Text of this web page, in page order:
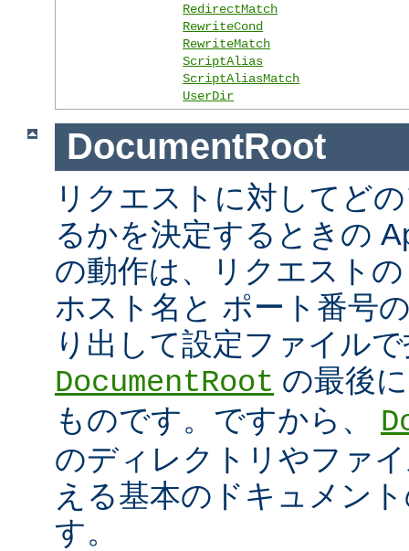
RedirectMatch
RewriteCond
RewriteMatch
ScriptAlias
ScriptAliasMatch
UserDir
DocumentRoot
リクエストに対してど
るかを決定するときの
の動作は、リクエスト
ホスト名と ポート番号
り出して設定ファイル
DocumentRoot の最後
ものです。ですから、
のディレクトリやファ
える基本のドキュメン
す。